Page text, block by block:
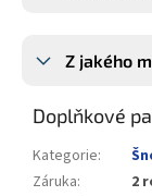
Z jakého
Doplňkové
Kategorie:
Záruka:
2